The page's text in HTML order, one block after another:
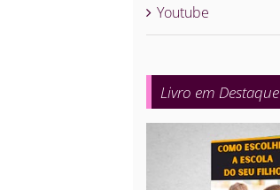
Youtube
Livro em Destaque